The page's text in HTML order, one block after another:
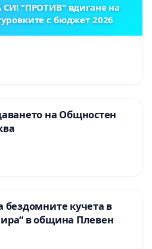
"ПРОТИВ" вдигане на
с бюджет 2026
на Общностен
бездомните кучета в
в община Плевен